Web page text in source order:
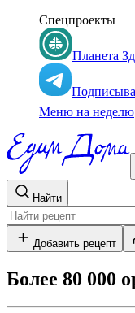
Спецпроекты
Планета
Меню на неделю
Найти
Добавить рецепт
Более 80 000